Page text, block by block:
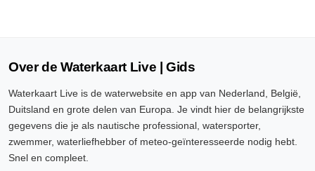
Over de Waterkaart Live | Gids
Waterkaart Live is de waterwebsite en app van Nederland, België,
Duitsland en grote delen van Europa. Je vindt hier de belangrijkste
gegevens die je als nautische professional, watersporter,
zwemmer, waterliefhebber of meteo-geïnteresseerde nodig hebt.
Snel en compleet.